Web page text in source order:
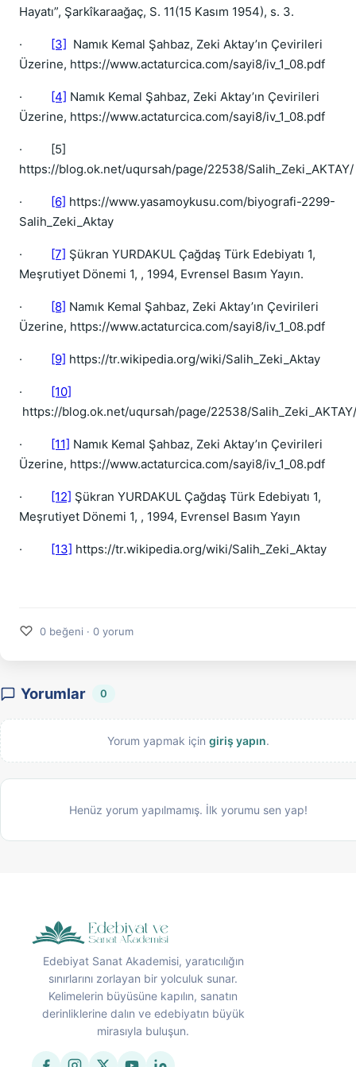
Hayatı”, Şarkîkaraağaç, S. 11(15 Kasım 1954), s. 3.
· [3] Namık Kemal Şahbaz, Zeki Aktay’ın Çevirileri
Üzerine, https://www.actaturcica.com/sayi8/iv_1_08.pdf
· [4] Namık Kemal Şahbaz, Zeki Aktay’ın Çevirileri
Üzerine, https://www.actaturcica.com/sayi8/iv_1_08.pdf
· [5]
https://blog.ok.net/uqursah/page/22538/Salih_Zeki_AKTAY/
· [6] https://www.yasamoykusu.com/biyografi-2299-
Salih_Zeki_Aktay
· [7] Şükran YURDAKUL Çağdaş Türk Edebiyatı 1,
Meşrutiyet Dönemi 1, , 1994, Evrensel Basım Yayın.
· [8] Namık Kemal Şahbaz, Zeki Aktay’ın Çevirileri
Üzerine, https://www.actaturcica.com/sayi8/iv_1_08.pdf
· [9] https://tr.wikipedia.org/wiki/Salih_Zeki_Aktay
· [10]
https://blog.ok.net/uqursah/page/22538/Salih_Zeki_AKTAY/
· [11] Namık Kemal Şahbaz, Zeki Aktay’ın Çevirileri
Üzerine, https://www.actaturcica.com/sayi8/iv_1_08.pdf
· [12] Şükran YURDAKUL Çağdaş Türk Edebiyatı 1,
Meşrutiyet Dönemi 1, , 1994, Evrensel Basım Yayın
· [13] https://tr.wikipedia.org/wiki/Salih_Zeki_Aktay
♡ 0 beğeni · 0 yorum
Yorumlar 0
Yorum yapmak için giriş yapın.
Henüz yorum yapılmamış. İlk yorumu sen yap!
Edebiyat Sanat Akademisi, yaratıcılığın
sınırlarını zorlayan bir yolculuk sunar.
Kelimelerin büyüsüne kapılın, sanatın
derinliklerine dalın ve edebiyatın büyük
mirasıyla buluşun.